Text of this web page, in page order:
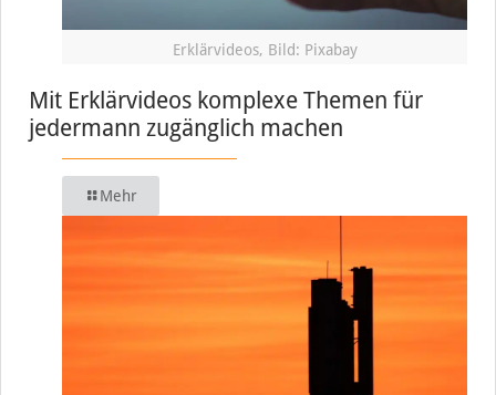
Erklärvideos, Bild: Pixabay
Mit Erklärvideos komplexe Themen für
jedermann zugänglich machen
Mehr